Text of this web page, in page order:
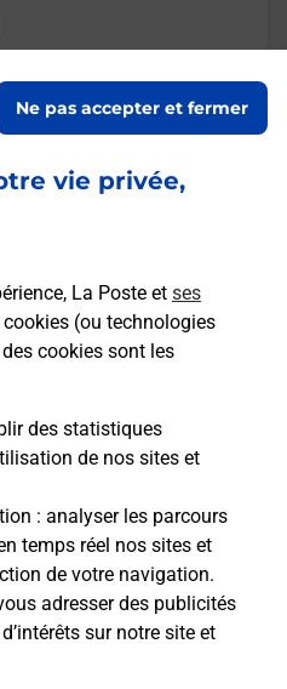
vie privée,
La Poste et ses
(ou technologies
cookies sont les
des statistiques
de nos sites et
: analyser les parcours
temps réel nos sites et
de votre navigation.
adresser des publicités
sur notre site et
Ne pas accepter et fermer
posées
Poste Mobile ?